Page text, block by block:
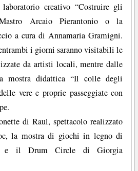
creativo “Costruire gli
Arcaio Pierantonio o la
a cura di Annamaria Gramigni.
i giorni saranno visitabili le
da artisti locali, mentre dalle
mostra didattica “Il colle degli
vere e proprie passeggiate con
di Raul, spettacolo realizzato
la mostra di giochi in legno di
e il Drum Circle di Giorgia